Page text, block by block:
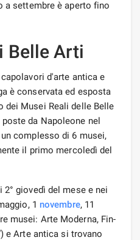
a settembre è aperto fino
Belle Arti
d'arte antica e
è conservata ed esposta
dei Musei Reali delle Belle
da Napoleone nel
complesso di 6 musei,
il primo mercoledì del
giovedì del mese e nei
1 novembre, 11
musei: Arte Moderna, Fin-
e Arte antica si trovano